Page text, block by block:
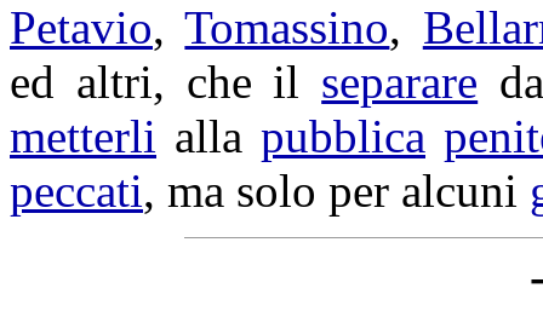
Petavio,Tomassino,
ed altri, che il separare
metterli alla pubblica
peccati, ma solo per alcuni